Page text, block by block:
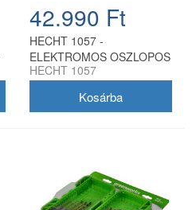
42.990 Ft
HECHT 1057 -
ELEKTROMOS OSZLOPOS
FÚRÓGÉP
HECHT 1057